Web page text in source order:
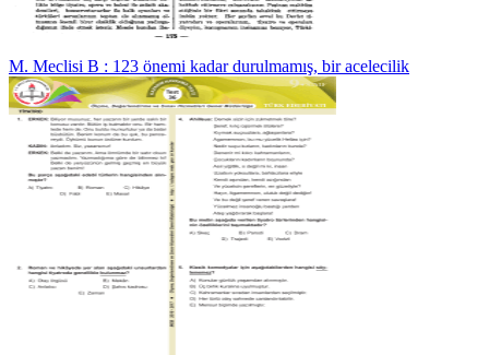
M. Meclisi B : 123 önemi kadar durulmamış, bir acelecilik